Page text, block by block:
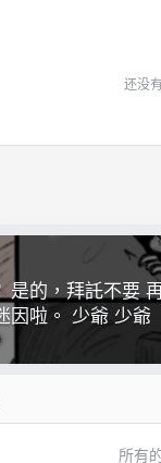
还没
是的，拜託不要
因啦。 少爺 少爺
所有